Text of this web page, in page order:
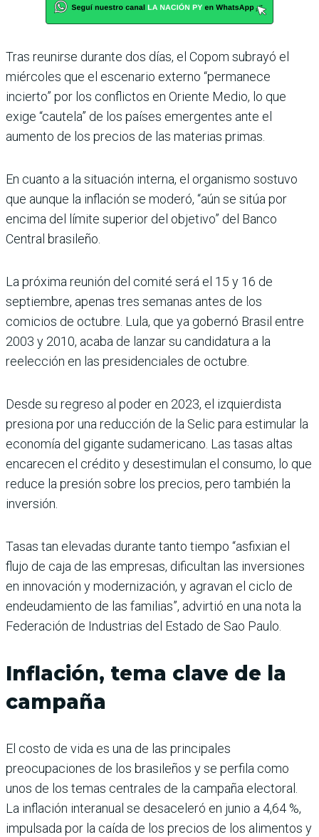
Tras reunirse durante dos días, el Copom subrayó el
miércoles que el escenario externo “permanece
incierto” por los conflictos en Oriente Medio, lo que
exige “cautela” de los países emergentes ante el
aumento de los precios de las materias primas.
En cuanto a la situación interna, el organismo sostuvo
que aunque la inflación se moderó, “aún se sitúa por
encima del límite superior del objetivo” del Banco
Central brasileño.
La próxima reunión del comité será el 15 y 16 de
septiembre, apenas tres semanas antes de los
comicios de octubre. Lula, que ya gobernó Brasil entre
2003 y 2010, acaba de lanzar su candidatura a la
reelección en las presidenciales de octubre.
Desde su regreso al poder en 2023, el izquierdista
presiona por una reducción de la Selic para estimular la
economía del gigante sudamericano. Las tasas altas
encarecen el crédito y desestimulan el consumo, lo que
reduce la presión sobre los precios, pero también la
inversión.
Tasas tan elevadas durante tanto tiempo “asfixian el
flujo de caja de las empresas, dificultan las inversiones
en innovación y modernización, y agravan el ciclo de
endeudamiento de las familias”, advirtió en una nota la
Federación de Industrias del Estado de Sao Paulo.
Inflación, tema clave de la
campaña
El costo de vida es una de las principales
preocupaciones de los brasileños y se perfila como
unos de los temas centrales de la campaña electoral.
La inflación interanual se desaceleró en junio a 4,64 %,
impulsada por la caída de los precios de los alimentos y